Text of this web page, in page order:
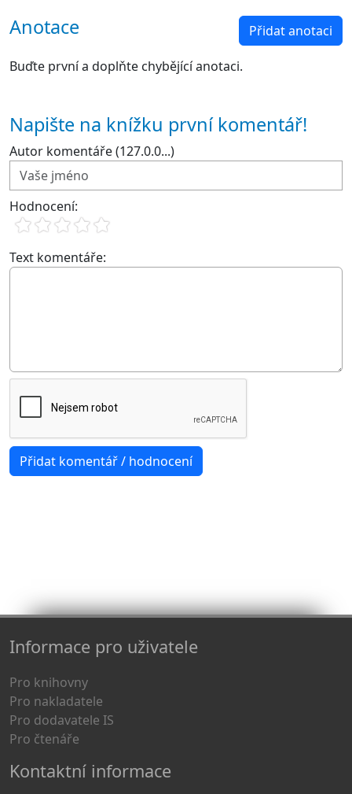
Anotace Přidat anotaci
Buďte první a doplňte chybějící anotaci.
Napište na knížku první komentář!
Autor komentáře (127.0.0...)
Hodnocení:
Text komentáře:
Informace pro uživatele
Pro knihovny
Pro nakladatele
Pro dodavatele IS
Pro čtenáře
Kontaktní informace